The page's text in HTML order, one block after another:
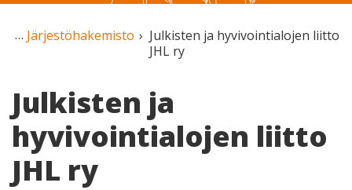
Järjestöhakemisto
Julkisten ja hyvivointialojen liitto
JHL ry
Julkisten ja
hyvivointialojen liitto
JHL ry